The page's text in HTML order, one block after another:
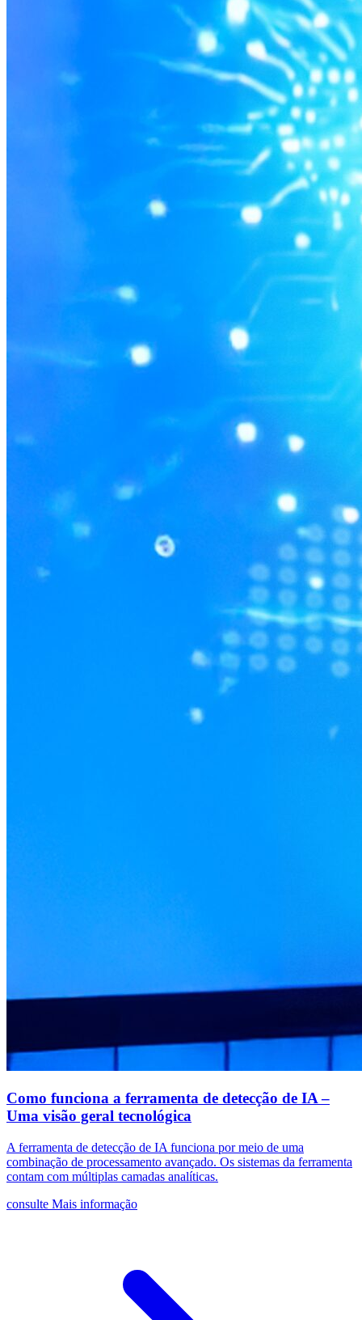
Como funciona a ferramenta de detecção de IA –
Uma visão geral tecnológica
A ferramenta de detecção de IA funciona por meio de uma
combinação de processamento avançado. Os sistemas da ferramenta
contam com múltiplas camadas analíticas.
consulte Mais informação